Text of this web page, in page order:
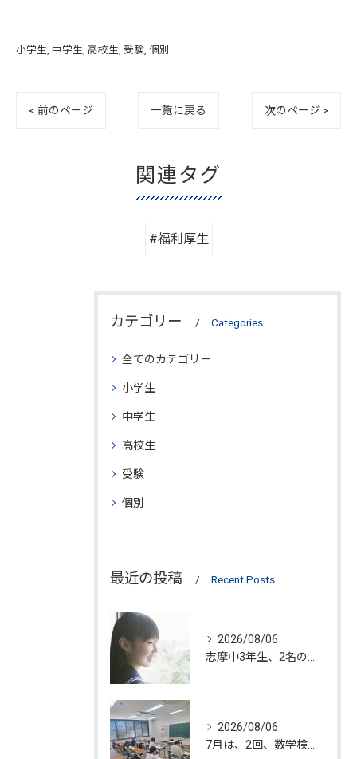
小学生 中学生 高校生 受験 個別
< 前のページ 一覧に戻る 次のページ >
関連タグ
#福利厚生
カテゴリー Categories
全てのカテゴリー
小学生
中学生
高校生
受験
個別
最近の投稿 Recent Posts
2026/08/06
2026/08/06